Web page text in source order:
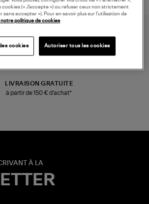
LIVRAISON GRATUITE
à partir de 150 € d'achat*
À LA
cookies (« J’accepte ») ou refuser ceux non strictement
sans accepter »). Pour en savoir plus sur l’utilisation de
politique de cookies
cookies Autoriser tous les cookies